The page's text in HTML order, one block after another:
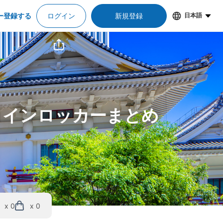
登録する ログイン 新規登録 日本語
ンロッカーまとめ
x 0 x 0